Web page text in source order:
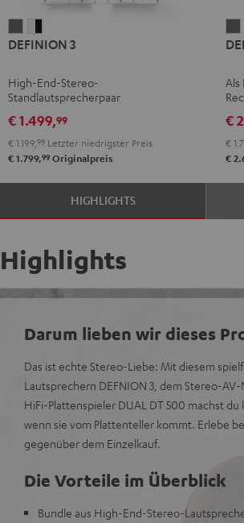
3
3
/
Schwarz
DEFINION 3
High-End-Stereo-
Standlautsprecherpaar
€ 1.499,99
€ 1.199, 99 Letzter niedrigster Preis
€ 1.799,99 Originalpreis
3
Als
€
€
€
HIGHLIGHTS
Highlights
Darum lieben wir dieses
Das ist echte Stereo-Liebe: Mit diesem
Lautsprechern DEFNION 3, dem Stereo-
HiFi-Plattenspieler DUAL DT 500 machst
wenn sie vom Plattenteller kommt. Erlebe
gegenüber dem Einzelkauf.
Die Vorteile im Überblick
Bundle aus High-End-Stereo-